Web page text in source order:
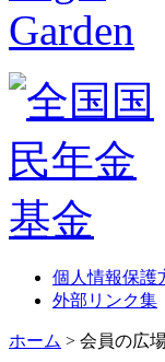
個人情報保護
外部リンク集
ホーム > 会員の広